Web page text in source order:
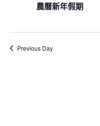
農曆新年假期
Previous Day